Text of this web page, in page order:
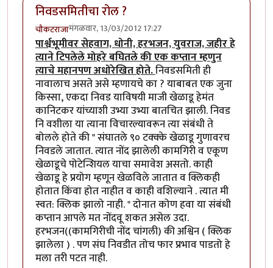
निवडसमितीचा रोल ?
चौकटराजामंगळवार, 13/03/2012 17:27
पार्श्वभूमीवर सेहवाग, धोनी, हरभजन, युवराज, जहीर हे
त्याने टिपलेले मोहरे बघितले की एक कप्तान म्हणुन
त्याचे महानपण अधोरेखित होते.निवडसमिती ही
नावालाच असते असे म्हणायचे का ? याबाबत एक जुना
किस्सा, एकदा निवड याविषयी माजी खेळाडू हेमंत
कानिटकर यांच्याशी उभ्या उभ्या बातचित झाली. निवड
नि वशीला या त्याना विचारल्यावरून त्या संबंधी ते
बोलले होते की " संघातले ९० टक्क्के खेळाडू गुणावरच
निवडले जातात. त्यात नोंद झालेली कामगिरी व एकूण
खेळाडूचे पोटेन्शियल याचा समावेश असतो. काही
खेळाडू हे प्रयोग म्हणून खेळविले जातात व क्लिकही
होतात किंवा होत नाहीत व काही वशिल्याने . त्यात मी
स्वत: क्लिक झालो नाही. " दोनात कोण हवा या संबंधी
कप्तान आपले मत नोंदवू शकत असेल उदा.
हरभजन((कामगिरीची नोंद चांगली) की अश्विन ( क्लिक
झालेला ) . पण संघ निवडीत तोच फार प्रभाव पाडतो हे
मला तरी पटत नाही.